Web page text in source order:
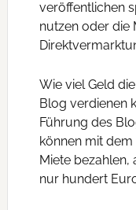
veröffentlichen
nutzen oder die
Wie viel Geld
Blog verdienen
Führung des
können mit
Miete
nur hundert